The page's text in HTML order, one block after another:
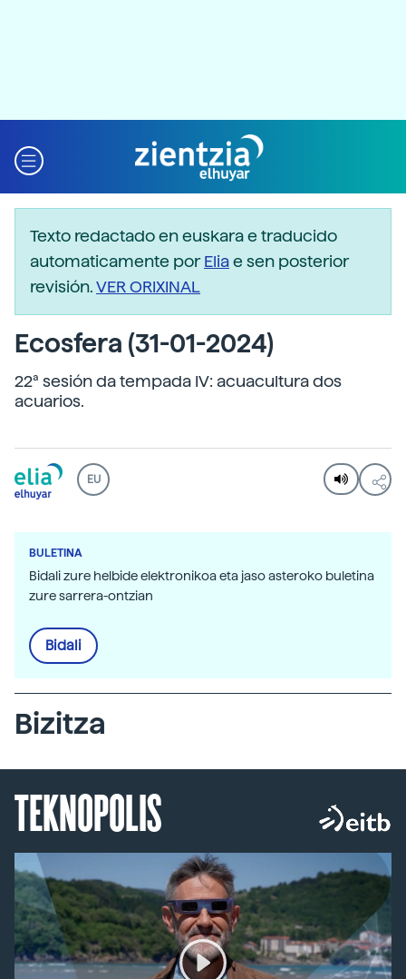
Texto redactado en euskara e traducido
automaticamente porEliae sen posterior
revisión.VER ORIXINAL
Ecosfera (31-01-2024)
22ª sesión da tempada IV: acuacultura dos
acuarios.
EU
BULETINA
Bidali zure helbide elektronikoa eta jaso asteroko buletina
zure sarrera-ontzian
Bidali
Bizitza
TEKNOPOLIS